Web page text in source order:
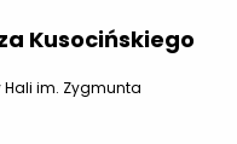
Kusocińskiego
Hali im. Zygmunta